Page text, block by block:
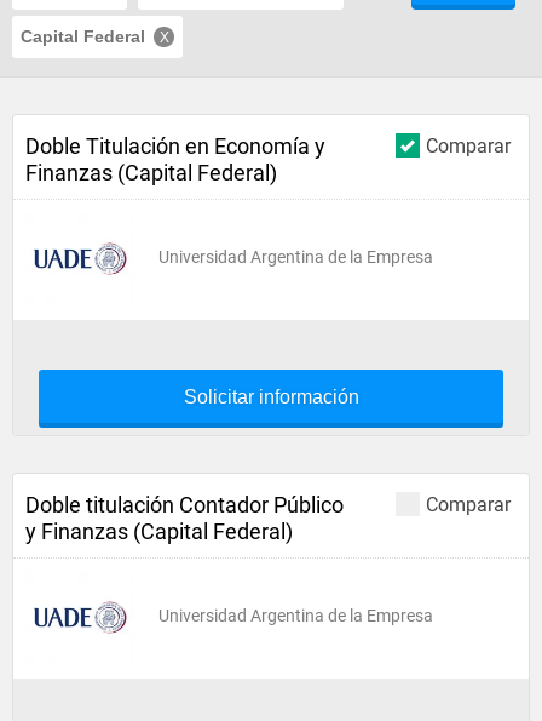
Capital Federal
Comparar
Doble Titulación en Economía y
Finanzas (Capital Federal)
Universidad Argentina de la Empresa
Solicitar información
Comparar
Doble titulación Contador Público
y Finanzas (Capital Federal)
Universidad Argentina de la Empresa